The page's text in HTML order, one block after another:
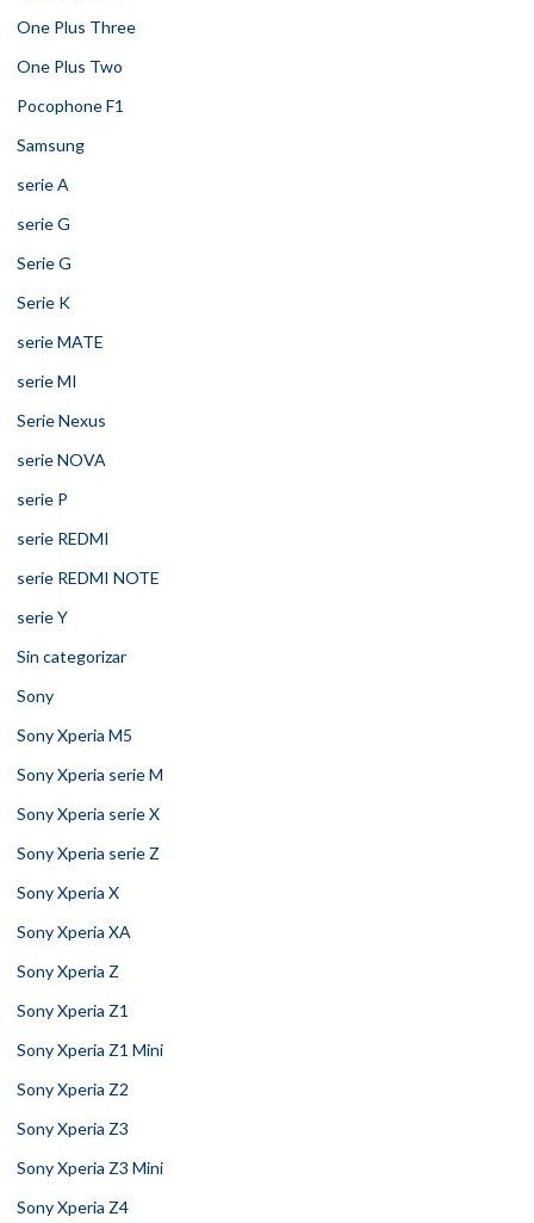
One Plus Three
One Plus Two
Pocophone F1
Samsung
serie A
serie G
Serie G
Serie K
serie MATE
serie MI
Serie Nexus
serie NOVA
serie P
serie REDMI
serie REDMI NOTE
serie Y
Sin categorizar
Sony
Sony Xperia M5
Sony Xperia serie M
Sony Xperia serie X
Sony Xperia serie Z
Sony Xperia X
Sony Xperia XA
Sony Xperia Z
Sony Xperia Z1
Sony Xperia Z1 Mini
Sony Xperia Z2
Sony Xperia Z3
Sony Xperia Z3 Mini
Sony Xperia Z4